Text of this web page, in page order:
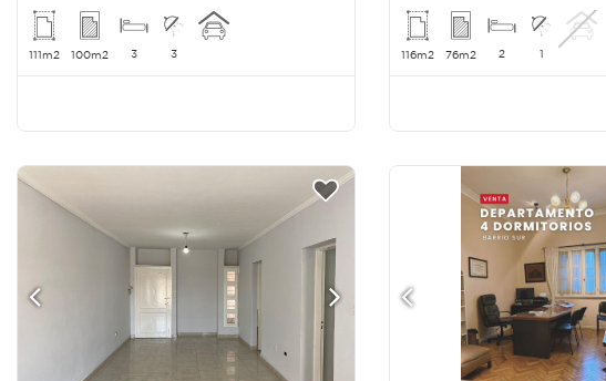
111m2 100m2 3 3 116m2 76m2 2 1